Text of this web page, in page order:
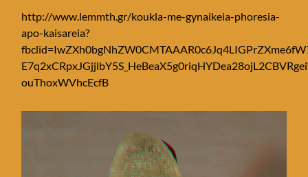
http://www.lemmth.gr/koukla-me-gynaikeia-phoresia-
apo-kaisareia?
ouThoxWVhcEcfB